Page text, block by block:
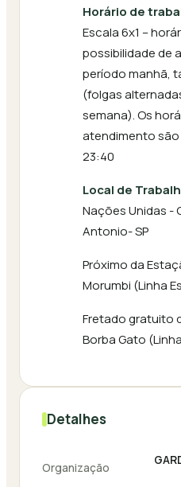
Horário de
Escala 6x1 –
possibilidade de
período manhã,
(folgas
semana). Os
atendimento são
23:40
Local de
Nações Unidas -
Antonio- SP
Próximo da
Morumbi (Linha
Fretado gratuito
Borba Gato
Detalhes
Organização